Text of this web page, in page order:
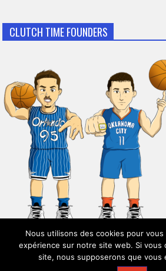
CLUTCH TIME FOUNDERS
© 2026 Clutch Time
Nous utilisons des cookies pour vous
expérience sur notre site web. Si vous
site, nous supposerons que vous